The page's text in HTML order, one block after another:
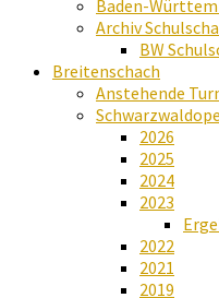
Baden-
Archiv
BW
Breitenschach
Anstehende
2026
2025
2024
2023
2022
2021
2019